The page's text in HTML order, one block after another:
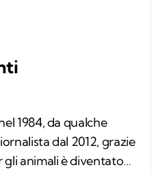
1984, da qualche
dal 2012, grazie
provo a fare la
anche Supplì, il
la vita. Nel tempo